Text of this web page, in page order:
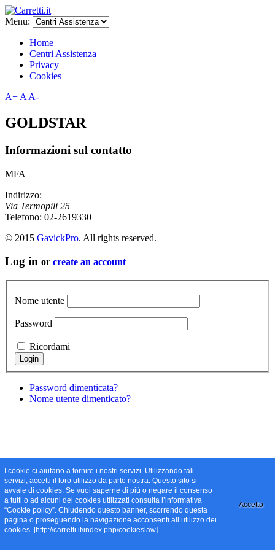
Menu:
Home
Centri Assistenza
Privacy
Cookies
A+ A A-
GOLDSTAR
Informazioni sul contatto
MFA
Indirizzo:
Via Termopili 25
Telefono: 02-2619330
© 2015 GavickPro. All rights reserved.
Log in or create an account
Nome utente
Password
Ricordami
Password dimenticata?
Nome utente dimenticato?
I cookie ci aiutano a fornire i nostri servizi. Utilizzando tali
servizi, accetti il loro utilizzo da parte nostra. Questo sito si
avvale di cookies. Se vuoi saperne di più o negare il consenso
a tutti o ad alcuni dei cookies utilizzati consulta l’informativa
“Cookie policy”. Chiudendo questo banner, scorrendo questa
pagina o proseguendo la navigazione acconsenti all’utilizzo dei
cookies. [http://carretti.it/index.php/cookieslaw].
Accetto